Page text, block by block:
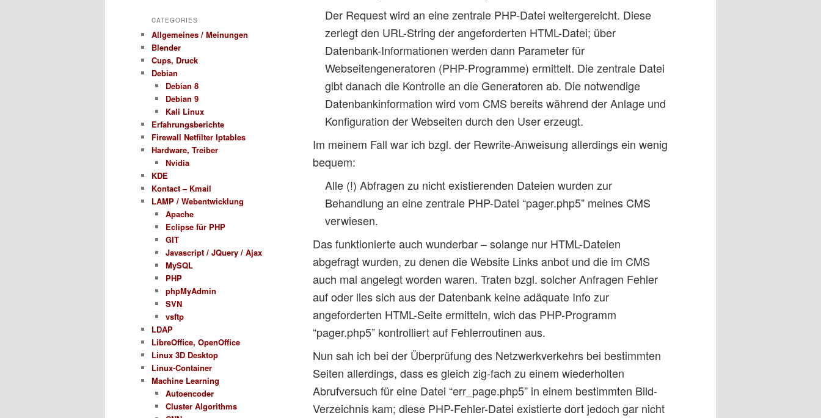
Der Request wird an eine zentrale PHP-Datei weitergereicht. Diese
zerlegt den URL-String der angeforderten HTML-Datei; über
Datenbank-Informationen werden dann Parameter für
Webseitengeneratoren (PHP-Programme) ermittelt. Die zentrale Datei
gibt danach die Kontrolle an die Generatoren ab. Die notwendige
Datenbankinformation wird vom CMS bereits während der Anlage und
Konfiguration der Webseiten durch den User erzeugt.
Im meinem Fall war ich bzgl. der Rewrite-Anweisung allerdings ein wenig
bequem:
Alle (!) Abfragen zu nicht existierenden Dateien wurden zur
Behandlung an eine zentrale PHP-Datei “pager.php5” meines CMS
verwiesen.
Das funktionierte auch wunderbar – solange nur HTML-Dateien
abgefragt wurden, zu denen die Website Links anbot und die im CMS
auch mal angelegt worden waren. Traten bzgl. solcher Anfragen Fehler
auf oder lies sich aus der Datenbank keine adäquate Info zur
angeforderten HTML-Seite ermitteln, wich das PHP-Programm
“pager.php5” kontrolliert auf Fehlerroutinen aus.
Nun sah ich bei der Überprüfung des Netzwerkverkehrs bei bestimmten
Seiten allerdings, dass es gleich zig-fach zu einem wiederholten
Abrufversuch für eine Datei “err_page.php5” in einem bestimmten Bild-
Verzeichnis kam; diese PHP-Fehler-Datei existierte dort jedoch gar nicht
CATEGORIES
Allgemeines / Meinungen
Blender
Cups, Druck
Debian
Debian 8
Debian 9
Kali Linux
Erfahrungsberichte
Firewall Netfilter Iptables
Hardware, Treiber
Nvidia
KDE
Kontact – Kmail
LAMP / Webentwicklung
Apache
Eclipse für PHP
GIT
Javascript / JQuery / Ajax
MySQL
PHP
phpMyAdmin
SVN
vsftp
LDAP
LibreOffice, OpenOffice
Linux 3D Desktop
Linux-Container
Machine Learning
Autoencoder
Cluster Algorithms